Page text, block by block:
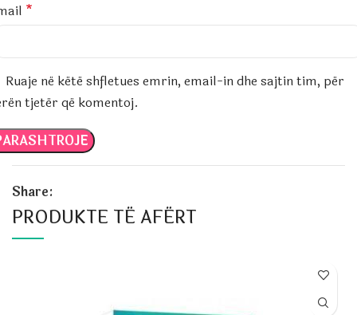
*
Ruaje në këtë shfletues emrin, email-in dhe sajtin tim, për
tjetër që komentoj.
Share:
PRODUKTE TË AFËRT